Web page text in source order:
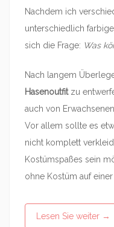
Nachdem ich
unterschiedlich
sich die Frage: Was
Nach langem
Hasenoutfitzu
auch von
Vor allem sollte es
nicht komplett
Kostümspaßes sein
ohne Kostüm auf
Lesen Sie weiter →